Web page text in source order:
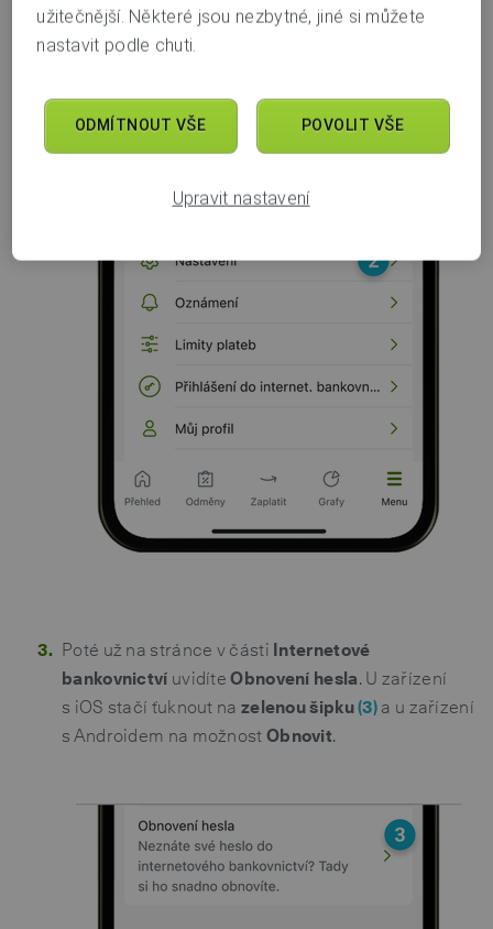
Dále v částiNastavení a bankazvolíte možnost
Nastavení(2)
Poté už na stránce v části Internetové
bankovnictví uvidíteObnovení hesla. U zařízení
s iOS stačí ťuknout na zelenou šipku(3) a u zařízení
s Androidem na možnost Obnovit.
užitečnější. Některé jsou nezbytné, jiné si můžete
nastavit podle chuti.
ODMÍTNOUT VŠE POVOLIT VŠE
Upravit nastavení